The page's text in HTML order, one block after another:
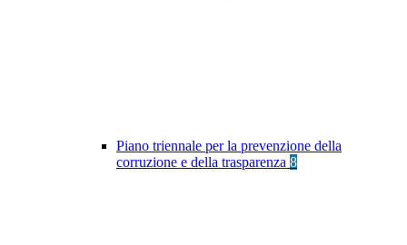
Piano triennale per la prevenzione della
corruzione e della trasparenza 8